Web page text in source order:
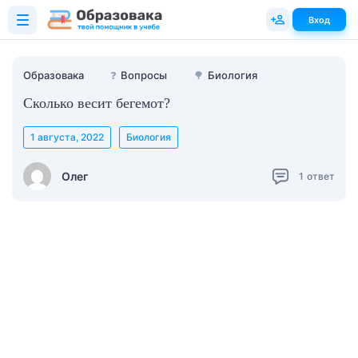
Образовака ❓ Вопросы 🌳 Биология
Сколько весит бегемот?
Олег
1 августа, 2022 Биология
1 ответ
Вход